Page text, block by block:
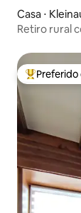
Casa ⋅
Retiro rural
Entre os